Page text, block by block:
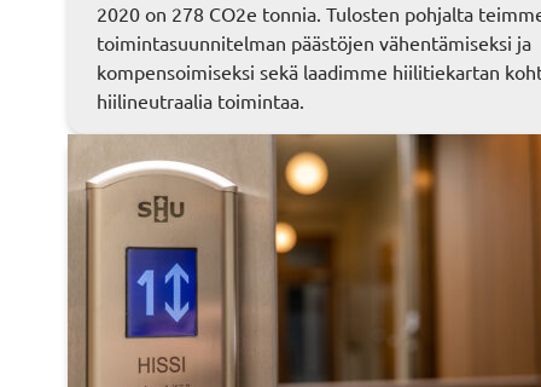
2020 on 278 CO2e tonnia. Tulosten pohjalta
toimintasuunnitelman päästöjen vähentämiseksi ja
kompensoimiseksi sekä laadimme hiilitiekartan
hiilineutraalia toimintaa.